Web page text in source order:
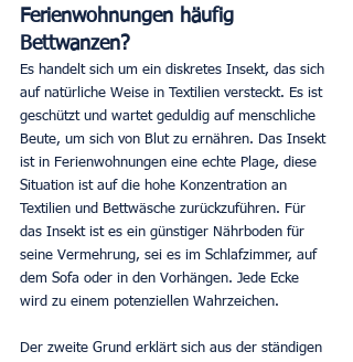
Ferienwohnungen häufig
Bettwanzen?
Es handelt sich um ein diskretes Insekt, das sich
auf natürliche Weise in Textilien versteckt. Es ist
geschützt und wartet geduldig auf menschliche
Beute, um sich von Blut zu ernähren. Das Insekt
ist in Ferienwohnungen eine echte Plage, diese
Situation ist auf die hohe Konzentration an
Textilien und Bettwäsche zurückzuführen. Für
das Insekt ist es ein günstiger Nährboden für
seine Vermehrung, sei es im Schlafzimmer, auf
dem Sofa oder in den Vorhängen. Jede Ecke
wird zu einem potenziellen Wahrzeichen.
Der zweite Grund erklärt sich aus der ständigen